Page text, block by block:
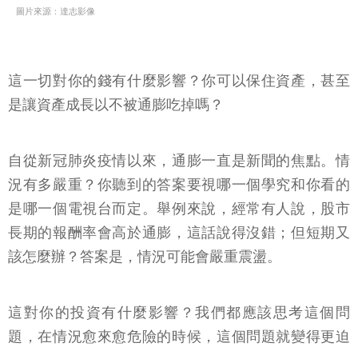
圖片來源：達志影像
這一切對你的錢有什麼影響？你可以保住資產，甚至
是讓資產成長以不被通膨吃掉嗎？
自從新冠肺炎疫情以來，通膨一直是新聞的焦點。情
況有多嚴重？你聽到的答案要視哪一個學究和你看的
是哪一個電視台而定。舉例來說，經常有人說，股市
長期的報酬率會高於通膨，這話說得沒錯；但短期又
該怎麼辦？答案是，情況可能會嚴重震盪。
這對你的投資有什麼影響？我們都應該思考這個問
題，在情況愈來愈危險的時候，這個問題就變得更迫